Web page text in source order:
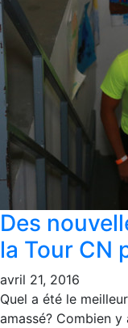
Des
la Tour CN
avril 21, 2016
Quel a été le
amassé? Combien